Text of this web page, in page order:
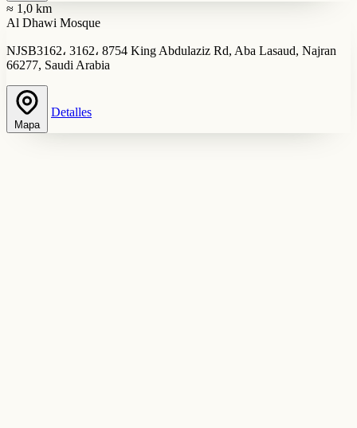
≈ 1,0 km
Al Dhawi Mosque
NJSB3162، 3162، 8754 King Abdulaziz Rd, Aba Lasaud, Najran
66277, Saudi Arabia
Mapa
Detalles